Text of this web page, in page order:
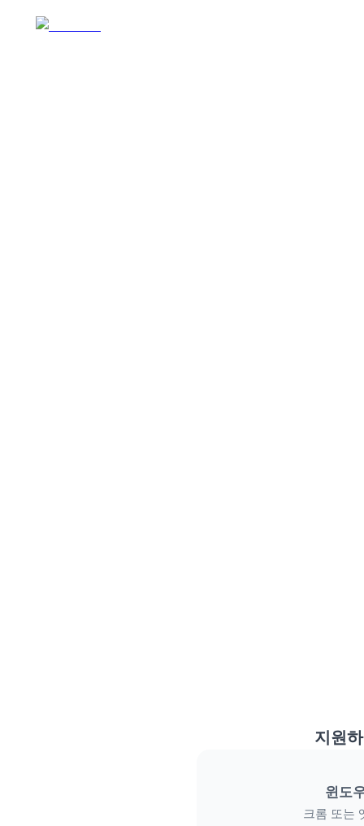
지원
윈도
크롬 또는